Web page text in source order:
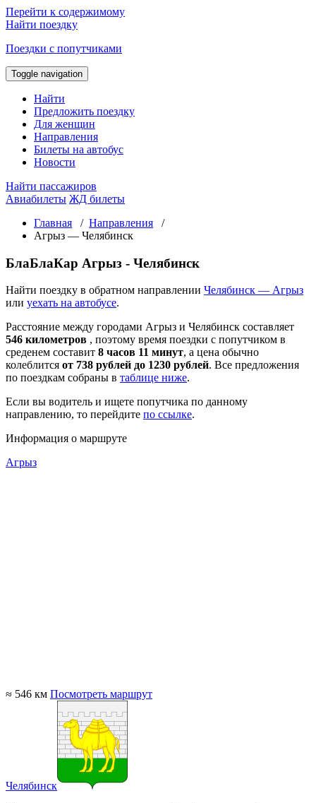
Перейти к содержимому
Найти поездку
Поездки с попутчиками
Toggle navigation
Найти
Предложить поездку
Для женщин
Направления
Билеты на автобус
Новости
Найти пассажиров
Авиабилеты ЖД билеты
Главная / Направления /
Агрыз — Челябинск
БлаБлаКар Агрыз - Челябинск
Найти поездку в обратном направлении Челябинск — Агрыз
или уехать на автобусе.
Расстояние между городами Агрыз и Челябинск составляет
546 километров , поэтому время поездки с попутчиком в
среденем составит 8 часов 11 минут, а цена обычно
колеблится от 738 рублей до 1230 рублей. Все предложения
по поездкам собраны в таблице ниже.
Если вы водитель и ищете попутчика по данному
направлению, то перейдите по ссылке.
Информация о маршруте
Агрыз
≈ 546 км Посмотреть маршрут
Челябинск